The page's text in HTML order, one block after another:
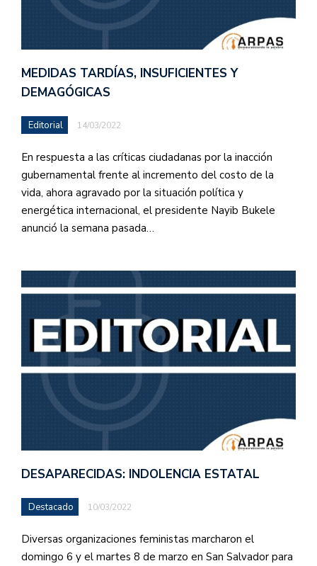
MEDIDAS TARDÍAS, INSUFICIENTES Y
DEMAGÓGICAS
Editorial 14/03/2022
En respuesta a las críticas ciudadanas por la inacción
gubernamental frente al incremento del costo de la
vida, ahora agravado por la situación política y
energética internacional, el presidente Nayib Bukele
anunció la semana pasada…
DESAPARECIDAS: INDOLENCIA ESTATAL
Destacado 10/03/2022
Diversas organizaciones feministas marcharon el
domingo 6 y el martes 8 de marzo en San Salvador para